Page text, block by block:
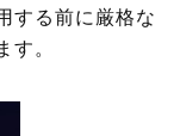
する前に厳格な
。